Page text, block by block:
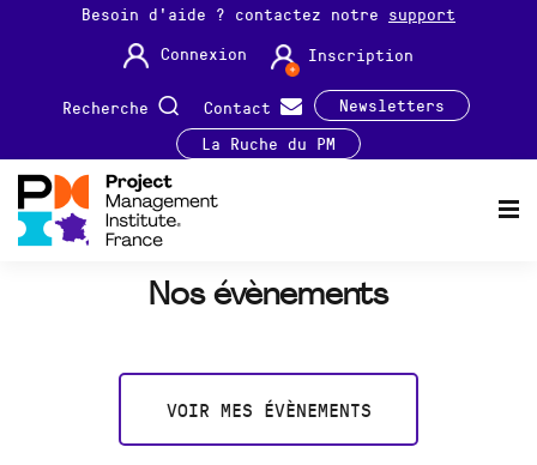
Besoin d'aide ? contactez notre support
Connexion
Inscription
Recherche Contact
Newsletters
La Ruche du PM
Nos évènements
VOIR MES ÉVÈNEMENTS